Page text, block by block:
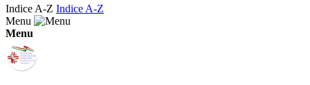
Indice A-Z Indice A-Z
Menu
Menu